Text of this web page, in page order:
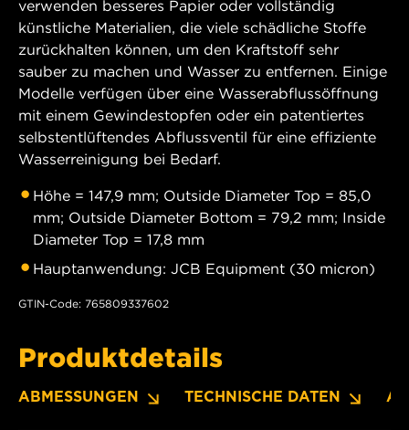
verwenden besseres Papier oder vollständig
künstliche Materialien, die viele schädliche Stoffe
zurückhalten können, um den Kraftstoff sehr
sauber zu machen und Wasser zu entfernen. Einige
Modelle verfügen über eine Wasserabflussöffnung
mit einem Gewindestopfen oder ein patentiertes
selbstentlüftendes Abflussventil für eine effiziente
Wasserreinigung bei Bedarf.
Höhe = 147,9 mm; Outside Diameter Top = 85,0
mm; Outside Diameter Bottom = 79,2 mm; Inside
Diameter Top = 17,8 mm
Hauptanwendung: JCB Equipment (30 micron)
GTIN-Code: 765809337602
Produktdetails
ABMESSUNGEN TECHNISCHE DATEN